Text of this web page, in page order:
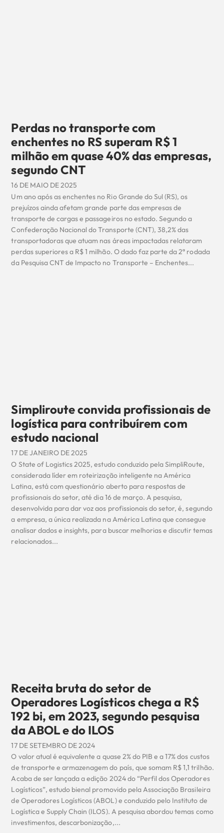
Perdas no transporte com
enchentes no RS superam R$ 1
milhão em quase 40% das empresas,
segundo CNT
16 DE MAIO DE 2025
Um ano após as enchentes no Rio Grande do Sul (RS), os
prejuízos ainda afetam grande parte das empresas de
transporte de cargas e passageiros no estado. Segundo a
Confederação Nacional do Transporte (CNT), 38,2% das
transportadoras que atuam nas áreas impactadas relataram
perdas superiores a R$ 1 milhão. O dado faz parte da 2ª rodada
da Pesquisa CNT de Impacto no Transporte – Enchentes...
Simpliroute convida profissionais de
logística para contribuírem com
estudo nacional
17 DE JANEIRO DE 2025
O State of Logistics 2025, estudo conduzido pela SimpliRoute,
considerada líder em roteirização inteligente na América
Latina, está com questionário aberto para respostas de
profissionais do setor, até dia 16 de março. A pesquisa,
desenvolvida para dar voz aos profissionais do setor, é, segundo
a empresa, a única realizada na América Latina que consegue
analisar dados e insights, para buscar melhorias e discutir temas
relacionados...
Receita bruta do setor de
Operadores Logísticos chega a R$
192 bi, em 2023, segundo pesquisa
da ABOL e do ILOS
17 DE SETEMBRO DE 2024
O valor atual é equivalente a quase 2% do PIB e a 17% dos custos
de transporte e armazenagem do país, que somam R$ 1,1 trilhão.
Acaba de ser lançada a edição 2024 do “Perfil dos Operadores
Logísticos”, estudo bienal promovido pela Associação Brasileira
de Operadores Logísticos (ABOL) e conduzido pelo Instituto de
Logística e Supply Chain (ILOS). A pesquisa abordou temas como
investimentos, descarbonização,...